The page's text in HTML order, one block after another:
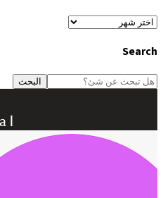
الأرشيف
Search